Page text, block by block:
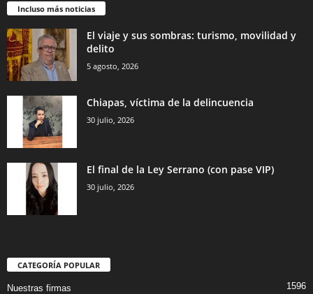
Incluso más noticias
El viaje y sus sombras: turismo, movilidad y
delito
5 agosto, 2026
Chiapas, víctima de la delincuencia
30 julio, 2026
El final de la Ley Serrano (con pase VIP)
30 julio, 2026
CATEGORÍA POPULAR
Nuestras firmas 1596